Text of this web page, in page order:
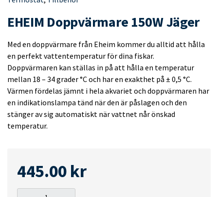
EHEIM Doppvärmare 150W Jäger
Med en doppvärmare från Eheim kommer du alltid att hålla
en perfekt vattentemperatur för dina fiskar.
Doppvärmaren kan ställas in på att hålla en temperatur
mellan 18 – 34 grader °C och har en exakthet på ± 0,5 °C.
Värmen fördelas jämnt i hela akvariet och doppvärmaren har
en indikationslampa tänd när den är påslagen och den
stänger av sig automatiskt när vattnet når önskad
temperatur.
445.00 kr